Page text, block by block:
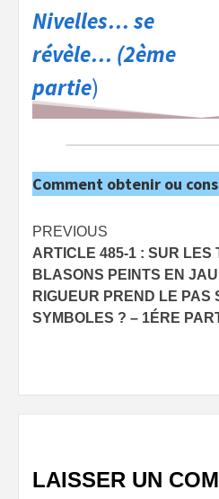
Nivelles… se
révèle… (2ème
partie)
Comment obtenir ou
Post
navigation
PREVIOUS
ARTICLE 485-1 : SUR LES
BLASONS PEINTS EN
RIGUEUR PREND LE PAS
SYMBOLES ? – 1ÉRE
LAISSER UN